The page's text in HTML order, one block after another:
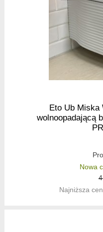
Eto Ub
wolnoopadającą
Nowa
Najniższa